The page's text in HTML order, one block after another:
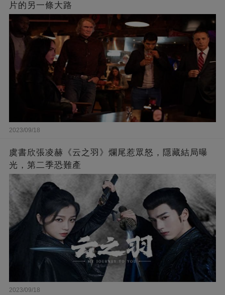
片的另一條大路
2023/09/18
虞書欣張凌赫《云之羽》爛尾惹眾怒，隱藏結局曝
光，第二季恐難產
2023/09/18